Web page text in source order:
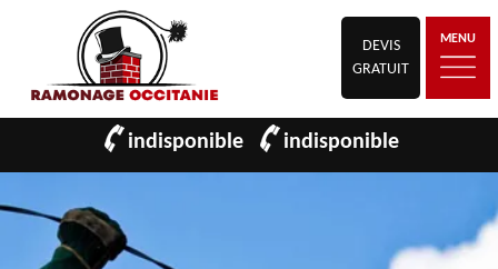
DEVIS
GRATUIT
MENU
indisponible indisponible